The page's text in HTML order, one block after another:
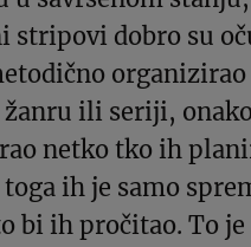
stripovi dobro su
organizirao
ili seriji,
netko tko ih
ih je samo
bi ih pročitao. To